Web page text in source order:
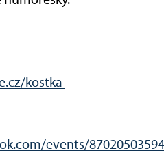
kostka
events/